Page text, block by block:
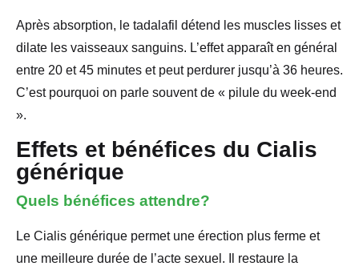
Après absorption, le tadalafil détend les muscles lisses et
dilate les vaisseaux sanguins. L’effet apparaît en général
entre 20 et 45 minutes et peut perdurer jusqu’à 36 heures.
C’est pourquoi on parle souvent de « pilule du week-end
».
Effets et bénéfices du Cialis
générique
Quels bénéfices attendre?
Le Cialis générique permet une érection plus ferme et
une meilleure durée de l’acte sexuel. Il restaure la